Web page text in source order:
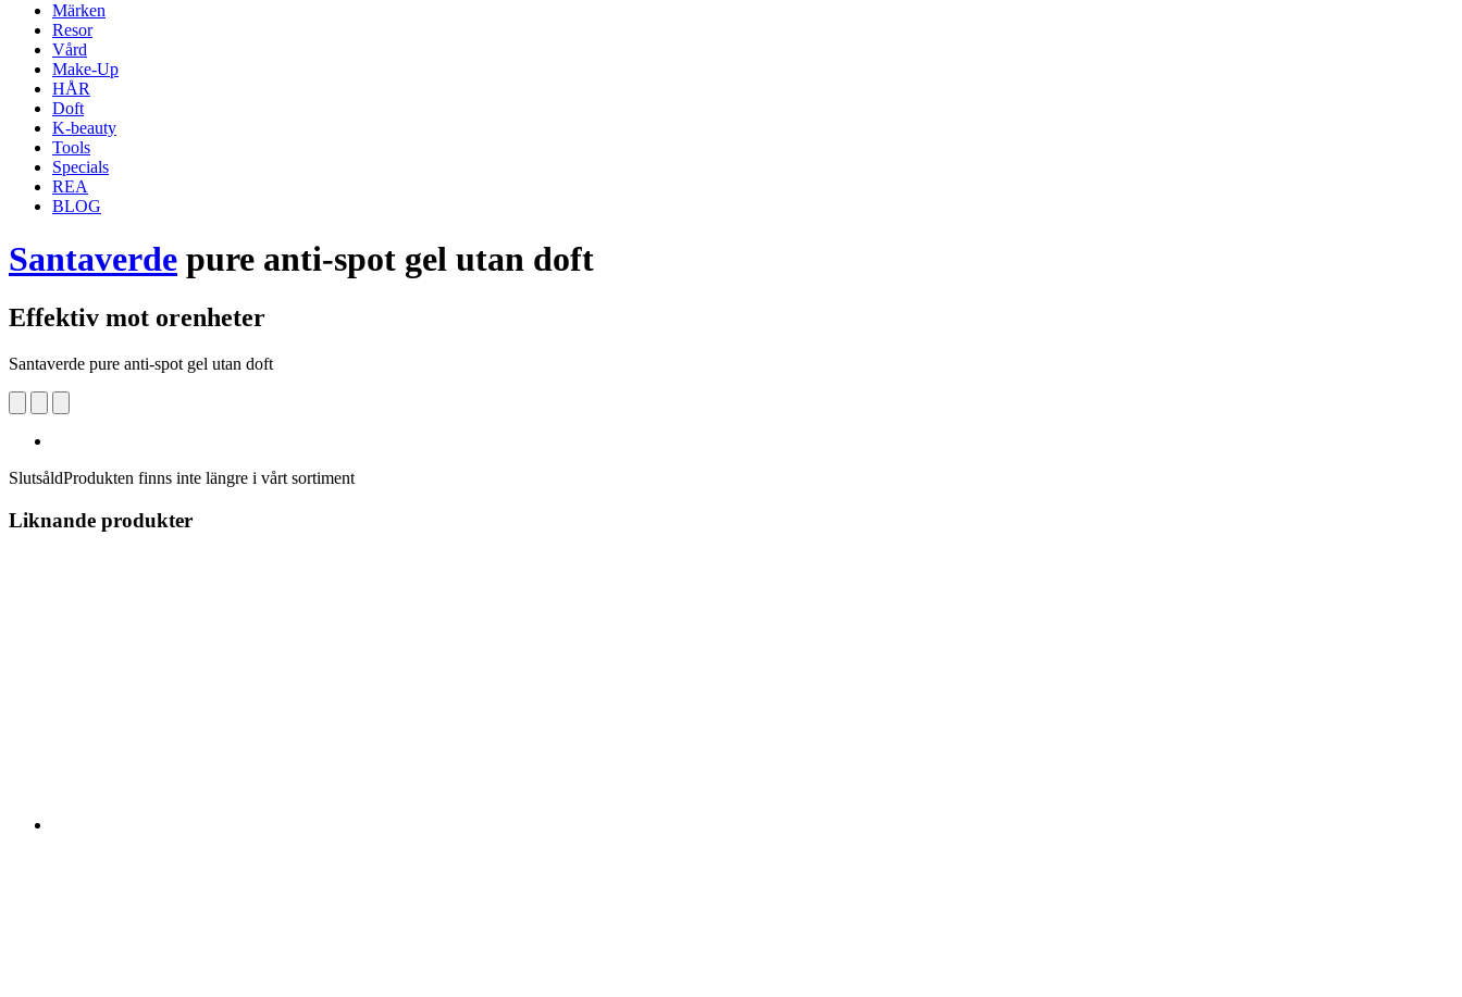
Märken
Resor
Vård
Make-Up
HÅR
Doft
K-beauty
Tools
Specials
REA
BLOG
Santaverde pure anti-spot gel utan doft
Effektiv mot orenheter
Santaverde pure anti-spot gel utan doft
SlutsåldProdukten finns inte längre i vårt sortiment
Liknande produkter